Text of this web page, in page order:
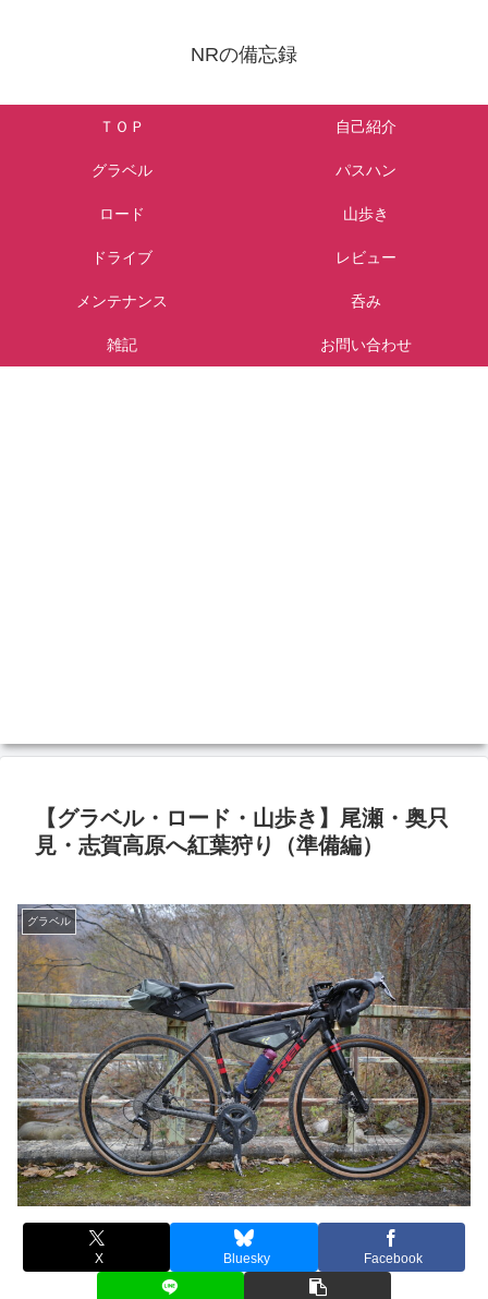
NRの備忘録
ＴＯＰ 自己紹介
グラベル パスハン
ロード 山歩き
ドライブ レビュー
メンテナンス 呑み
雑記 お問い合わせ
【グラベル・ロード・山歩き】尾瀬・奥只
見・志賀高原へ紅葉狩り（準備編）
グラベル
X Bluesky Facebook